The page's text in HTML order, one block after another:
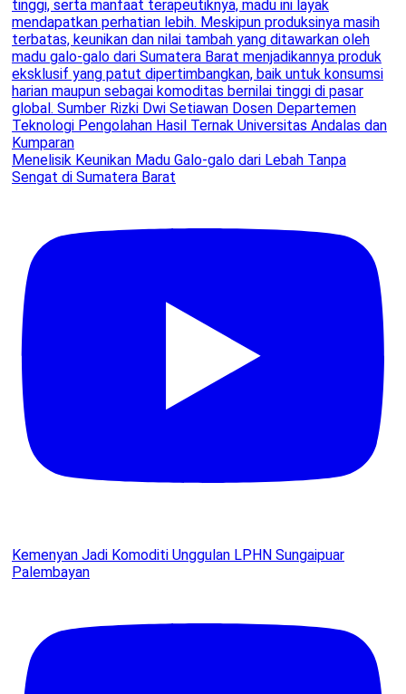
Menelisik Keunikan Madu Galo-galo dari Lebah Tanpa
Sengat di Sumatera Barat
Kemenyan Jadi Komoditi Unggulan LPHN Sungaipuar
Palembayan